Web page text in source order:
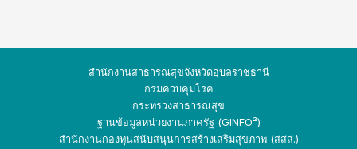
สำนักงานสาธารณสุขจังหวัดอุบลราชธานี
กรมควบคุมโรค
กระทรวงสาธารณสุข
ฐานข้อมูลหน่วยงานภาครัฐ (GINFO²)
สำนักงานกองทุนสนับสนุนการสร้างเสริมสุขภาพ (สสส.)